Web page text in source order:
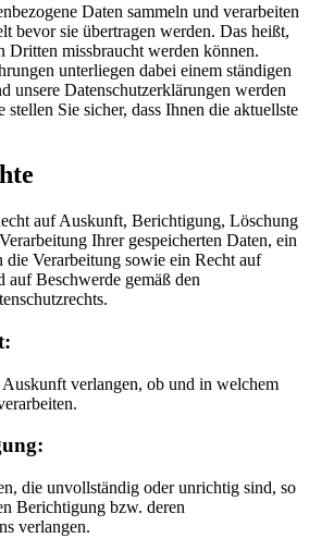
Daten sammeln und verarbeiten
bevor sie übertragen werden. Das heißt,
Dritten missbraucht werden können.
unterliegen dabei einem ständigen
unsere Datenschutzerklärungen werden
stellen Sie sicher, dass Ihnen die aktuellste
auf Auskunft, Berichtigung, Löschung
Ihrer gespeicherten Daten, ein
die Verarbeitung sowie ein Recht auf
auf Beschwerde gemäß den
verlangen, ob und in welchem
die unvollständig oder unrichtig sind, so
Berichtigung bzw. deren
verlangen.